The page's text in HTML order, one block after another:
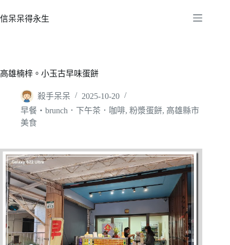
至
容
信呆呆得永生
高雄楠梓。小玉古早味蛋餅
殺手呆呆
2025-10-20
早餐‧brunch．下午茶．咖啡, 粉漿蛋餅, 高雄縣市
美食